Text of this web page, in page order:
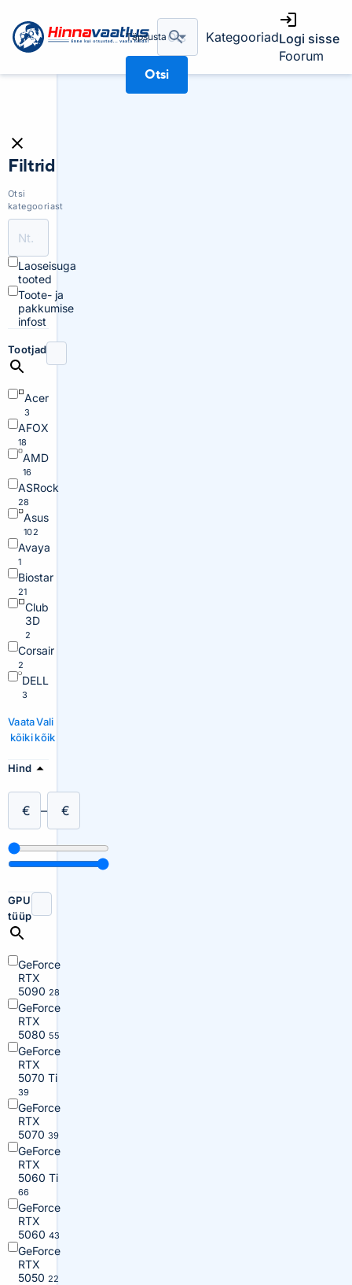
Täpsusta
Otsi
KategooriadLogi sisse
Foorum
Filtrid
Otsi
kategooriast
Laoseisuga
tooted
Toote- ja
pakkumise
infost
Tootjad
Acer
3
AFOX
18
AMD
16
ASRock
28
Asus
102
Avaya
1
Biostar
21
Club
3D
2
Corsair
2
DELL
3
Vaata
kõiki
Vali
kõik
Hind
€ – €
GPU
tüüp
GeForce
RTX
5090 28
GeForce
RTX
5080 55
GeForce
RTX
5070 Ti
39
GeForce
RTX
5070 39
GeForce
RTX
5060 Ti
66
GeForce
RTX
5060 43
GeForce
RTX
5050 22